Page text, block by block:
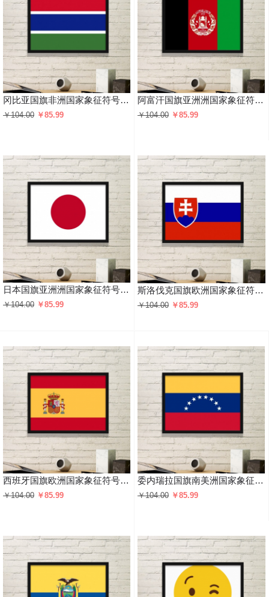
冈比亚国旗非洲国家象征符号图案 黑色简约装饰画家居装饰画框礼品礼物
￥104.00 ￥85.99
阿富汗国旗亚洲洲国家象征符号图案 黑色简约装饰画家居装饰画框礼品礼物
￥104.00 ￥85.99
日本国旗亚洲洲国家象征符号图案 黑色简约装饰画家居装饰画框礼品礼物
￥104.00 ￥85.99
斯洛伐克国旗欧洲国家象征符号图案 黑色简约装饰画家居装饰画框礼品礼物
￥104.00 ￥85.99
西班牙国旗欧洲国家象征符号图案 黑色简约装饰画家居装饰画框礼品礼物
￥104.00 ￥85.99
委内瑞拉国旗南美洲国家象征符号图案 黑色简约装饰画家居装饰画框礼品礼物
￥104.00 ￥85.99